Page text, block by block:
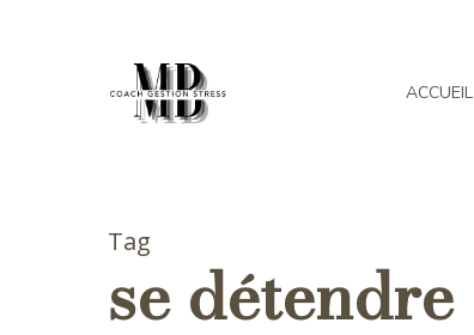
ACCUEIL
Tag
se détendre